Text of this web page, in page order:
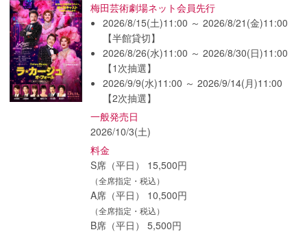
梅田芸術劇場ネット会員先行
2026/8/15(土)11:00 ～ 2026/8/21(金)11:00
【半館貸切】
2026/8/26(水)11:00 ～ 2026/8/30(日)11:00
【1次抽選】
2026/9/9(水)11:00 ～ 2026/9/14(月)11:00
【2次抽選】
一般発売日
2026/10/3(土)
料金
S席（平日） 15,500円
（全席指定・税込）
A席（平日） 10,500円
（全席指定・税込）
B席（平日） 5,500円